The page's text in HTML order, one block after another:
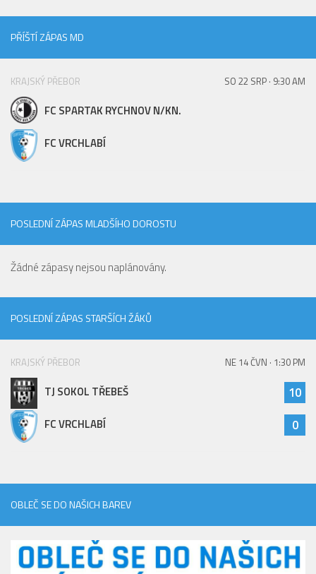
PŘÍŠTÍ ZÁPAS MD
KRAJSKÝ PŘEBOR SO 22 SRP · 9:30 AM
FC SPARTAK RYCHNOV N/KN.
FC VRCHLABÍ
POSLEDNÍ ZÁPAS MLADŠÍHO DOROSTU
Žádné zápasy nejsou naplánovány.
POSLEDNÍ ZÁPAS STARŠÍCH ŽÁKŮ
KRAJSKÝ PŘEBOR NE 14 ČVN · 1:30 PM
TJ SOKOL TŘEBEŠ 10
FC VRCHLABÍ 0
OBLEČ SE DO NAŠICH BAREV